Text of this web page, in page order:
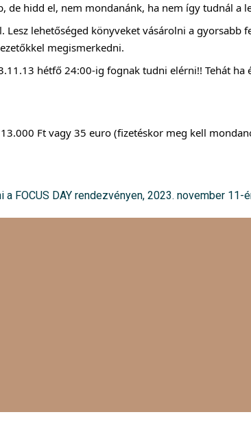
de hidd el, nem mondanánk, ha nem így tudnál a
lehetőséged könyveket vásárolni a gyorsabb
megismerkedni.
hétfő 24:00-ig fognak tudni elérni!! Tehát
Ft vagy 35 euro (fizetéskor meg kell
FOCUS DAY rendezvényen, 2023. november 11-